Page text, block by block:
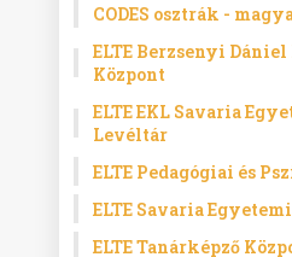
CODES osztrák -
ELTE Berzsenyi
Központ
ELTE EKL Savaria
Levéltár
ELTE Pedagógiai és
ELTE Savaria
ELTE Tanárképző